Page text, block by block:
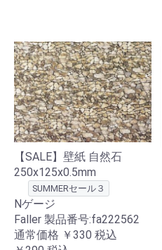
【SALE】壁紙 自然石
250x125x0.5mm
SUMMERセール３
Nゲージ
Faller 製品番号:fa222562
通常価格 ￥330 税込